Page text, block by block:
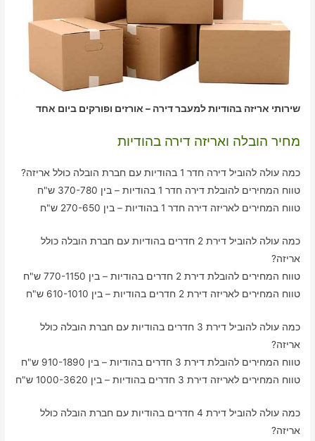
שירותי אריזה בהודיות למעבר דירה – אורזים ופורקים ביום אחד
מחיר הובלה ואריזה דירה בהודיות
כמה עולה להוביל דירה חדר 1 בהודיות עם חברת הובלה כולל אריזה?
טווח המחירים להובלת דירה חדר 1 בהודיות – בין 370-780 ש"ח
טווח המחירים לאריזה דירה חדר 1 בהודיות – בין 270-650 ש"ח
כמה עולה להוביל דירת 2 חדרים בהודיות עם חברת הובלה כולל
אריזה?
טווח המחירים להובלת דירת 2 חדרים בהודיות – בין 770-1150 ש"ח
טווח המחירים לאריזה דירת 2 חדרים בהודיות – בין 610-1010 ש"ח
כמה עולה להוביל דירת 3 חדרים בהודיות עם חברת הובלה כולל
אריזה?
טווח המחירים להובלת דירת 3 חדרים בהודיות – בין 910-1890 ש"ח
טווח המחירים לאריזה דירת 3 חדרים בהודיות – בין 1000-3620 ש"ח
כמה עולה להוביל דירת 4 חדרים בהודיות עם חברת הובלה כולל
אריזה?